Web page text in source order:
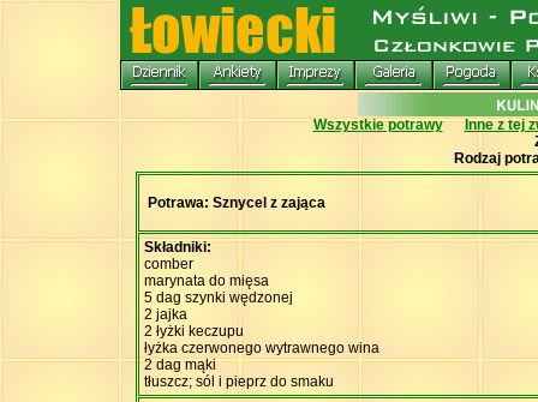
Wszystkie potrawy
Inne z tej
Rodzaj
Potrawa: Sznycel z zająca
Składniki:
comber
marynata do mięsa
5 dag szynki wędzonej
2 jajka
2 łyżki keczupu
łyżka czerwonego wytrawnego wina
2 dag mąki
tłuszcz; sól i pieprz do smaku